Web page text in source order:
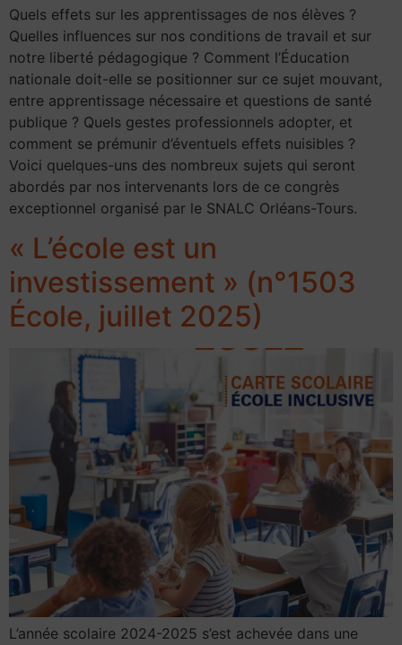
Quels effets sur les apprentissages de nos élèves ?
Quelles influences sur nos conditions de travail et sur
notre liberté pédagogique ? Comment l’Éducation
nationale doit-elle se positionner sur ce sujet mouvant,
entre apprentissage nécessaire et questions de santé
publique ? Quels gestes professionnels adopter, et
comment se prémunir d’éventuels effets nuisibles ?
Voici quelques-uns des nombreux sujets qui seront
abordés par nos intervenants lors de ce congrès
exceptionnel organisé par le SNALC Orléans-Tours.
« L’école est un
investissement » (n°1503
École, juillet 2025)
L’année scolaire 2024-2025 s’est achevée dans une